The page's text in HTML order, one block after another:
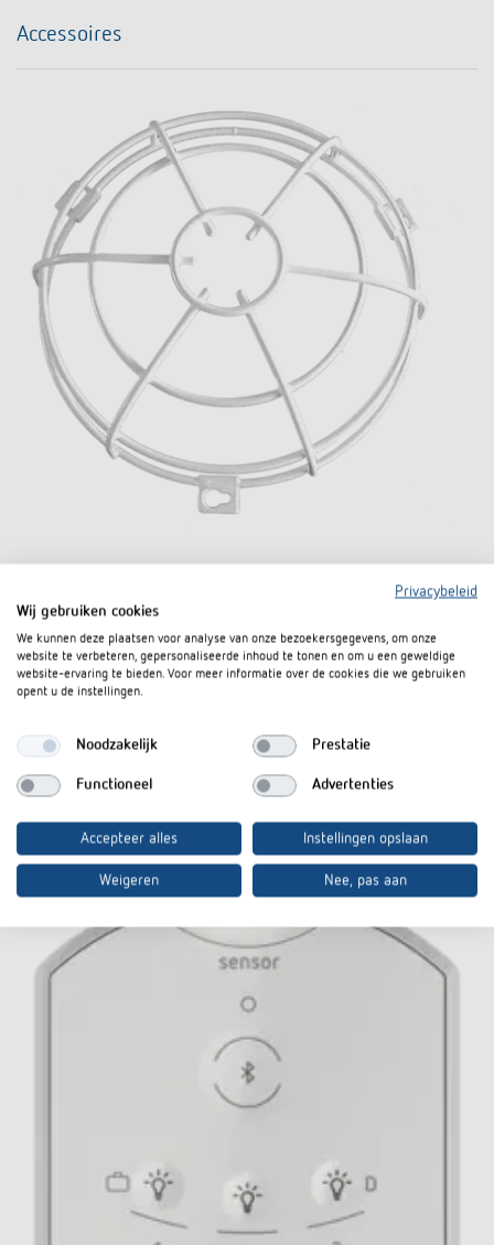
Accessoires
QuickSafe beschermkorf
Artikelnr. 9070531
Informatieblad
Privacybeleid
Wij gebruiken cookies
We kunnen deze plaatsen voor analyse van onze bezoekersgegevens, om onze
website te verbeteren, gepersonaliseerde inhoud te tonen en om u een geweldige
website-ervaring te bieden. Voor meer informatie over de cookies die we gebruiken
opent u de instellingen.
Noodzakelijk Prestatie
Functioneel Advertenties
Accepteer alles Instellingen opslaan
Weigeren Nee, pas aan